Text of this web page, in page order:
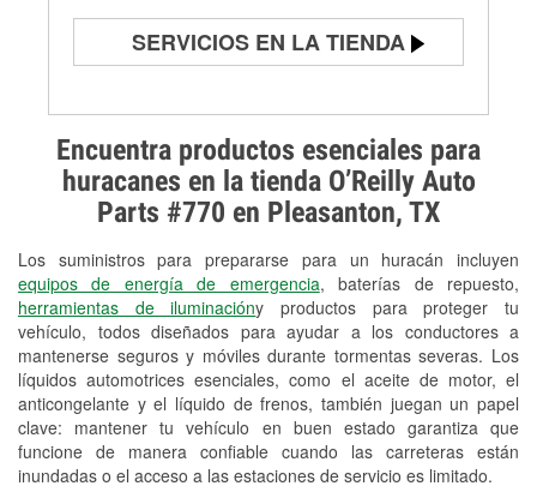
Encuentra productos esenciales para
huracanes en la tienda O’Reilly Auto
Parts #770 en Pleasanton, TX
Los suministros para prepararse para un huracán incluyen
equipos de energía de emergencia, baterías de repuesto,
herramientas de iluminacióny productos para proteger tu
vehículo, todos diseñados para ayudar a los conductores a
mantenerse seguros y móviles durante tormentas severas. Los
líquidos automotrices esenciales, como el aceite de motor, el
anticongelante y el líquido de frenos, también juegan un papel
clave: mantener tu vehículo en buen estado garantiza que
funcione de manera confiable cuando las carreteras están
inundadas o el acceso a las estaciones de servicio es limitado.
SERVICIOS EN LA TIENDA
Prueba de alternadores y
arrancadores
Revisión de la luz "Check Engine"
Reciclaje de baterías y aceite
Instalación de bombillas de faros
Instalación de limpiaparabrisas
Programa de Préstamo de
Herramientas
Rectificación de tambores y discos de